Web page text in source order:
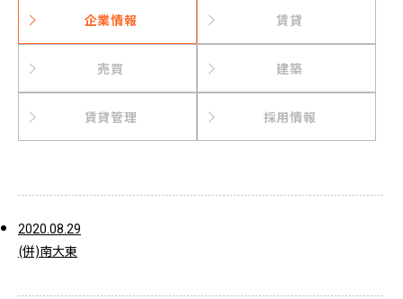
企業情報 賃貸
売買 建築
賃貸管理 採用情報
2020.08.29
(併)南大東